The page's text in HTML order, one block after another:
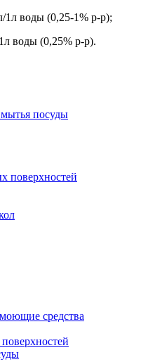
воды (0,25-1% р-р);
мл/1л воды (0,25% р-р).
посуды
поверхностей
средства